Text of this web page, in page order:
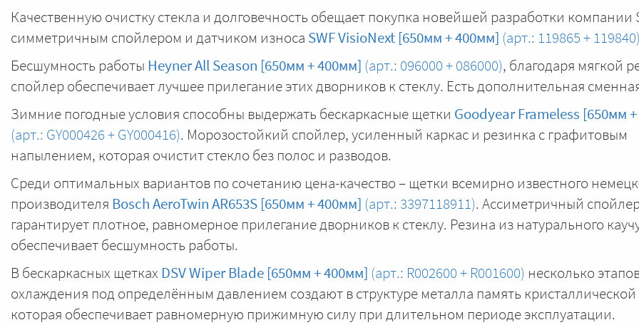
Качественную очистку стекла и долговечность обещает покупка новейшей разработки компании
симметричным спойлером и датчиком износа SWF VisioNext [650мм + 400мм] (арт.: 119865 + 119840)
Бесшумность работы Heyner All Season [650мм + 400мм] (арт.: 096000 + 086000), благодаря мягкой
спойлер обеспечивает лучшее прилегание этих дворников к стеклу. Есть дополнительная
Зимние погодные условия способны выдержать бескаркасные щетки Goodyear Frameless [650мм
(арт.: GY000426 + GY000416). Морозостойкий спойлер, усиленный каркас и резинка с графитовым
напылением, которая очистит стекло без полос и разводов.
Среди оптимальных вариантов по сочетанию цена-качество – щетки всемирно известного
производителя Bosch AeroTwin AR653S [650мм + 400мм] (арт.: 3397118911). Ассиметричный
гарантирует плотное, равномерное прилегание дворников к стеклу. Резина из натурального
обеспечивает бесшумность работы.
В бескаркасных щетках DSV Wiper Blade [650мм + 400мм] (арт.: R002600 + R001600) несколько
охлаждения под определённым давлением создают в структуре металла память
которая обеспечивает равномерную прижимную силу при длительном периоде эксплуатации.